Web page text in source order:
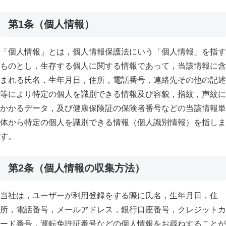
第1条（個人情報）
「個人情報」とは，個人情報保護法にいう「個人情報」を指す
ものとし，生存する個人に関する情報であって，当該情報に含
まれる氏名，生年月日，住所，電話番号，連絡先その他の記述
等により特定の個人を識別できる情報及び容貌，指紋，声紋に
かかるデータ，及び健康保険証の保険者番号などの当該情報単
体から特定の個人を識別できる情報（個人識別情報）を指しま
す。
第2条（個人情報の収集方法）
当社は，ユーザーが利用登録をする際に氏名，生年月日，住
所，電話番号，メールアドレス，銀行口座番号，クレジットカ
ード番号，運転免許証番号などの個人情報をお尋ねすることが